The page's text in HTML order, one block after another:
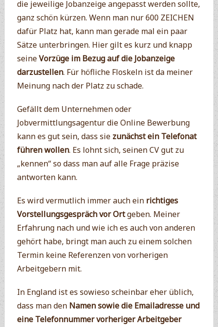
die jeweilige Jobanzeige angepasst werden sollte,
ganz schön kürzen. Wenn man nur 600 ZEICHEN
dafür Platz hat, kann man gerade mal ein paar
Sätze unterbringen. Hier gilt es kurz und knapp
seineVorzüge im Bezug auf die Jobanzeige
darzustellen. Für höfliche Floskeln ist da meiner
Meinung nach der Platz zu schade.
Gefällt dem Unternehmen oder
Jobvermittlungsagentur die Online Bewerbung
kann es gut sein, dass sie zunächst ein Telefonat
führen wollen. Es lohnt sich, seinen CV gut zu
„kennen“ so dass man auf alle Frage präzise
antworten kann.
Es wird vermutlich immer auch ein richtiges
Vorstellungsgespräch vor Ortgeben. Meiner
Erfahrung nach und wie ich es auch von anderen
gehört habe, bringt man auch zu einem solchen
Termin keine Referenzen von vorherigen
Arbeitgebern mit.
In England ist es sowieso scheinbar eher üblich,
dass man den Namen sowie die Emailadresse und
eine Telefonnummer vorheriger Arbeitgeber